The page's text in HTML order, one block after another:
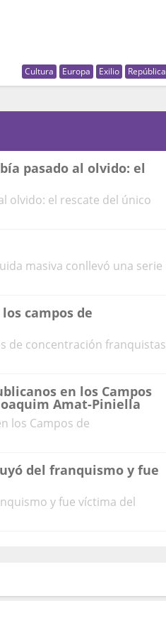
Cultura Europa Exilio República
pasado al olvido: el
olvido: el rescate del único
masiva conllevó una serie
campos de
de concentración franquistas
en los Campos
Amat-Piniella
los Campos de
del franquismo y fue
y fue víctima del